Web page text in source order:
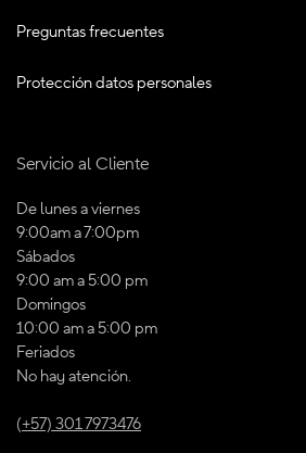
Preguntas frecuentes
Protección datos personales
Servicio al Cliente
De lunes a viernes
9:00am a 7:00pm
Sábados
9:00 am a 5:00 pm
Domingos
10:00 am a 5:00 pm
Feriados
No hay atención.
(+57) 301 7973476